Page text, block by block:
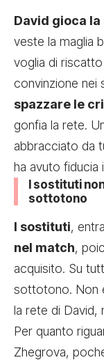
David gioca
veste la maglia
voglia di
convinzione nei
spazzare le
gonfia la rete.
abbracciato da
ha avuto fiducia
I sostituti
sottotono
I sostituti,
nel match,
acquisito. Su
sottotono. Non
la rete di David,
Per quanto
Zhegrova,